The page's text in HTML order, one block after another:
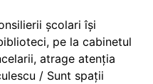
școlari își
pe la cabinetul
atrage atenția
/ Sunt spații